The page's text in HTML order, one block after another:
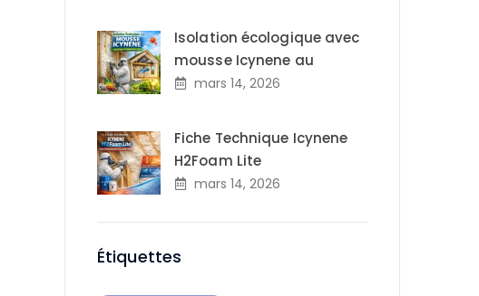
Isolation écologique avec
mousse Icynene au
mars 14, 2026
Fiche Technique Icynene
H2Foam Lite
mars 14, 2026
Étiquettes